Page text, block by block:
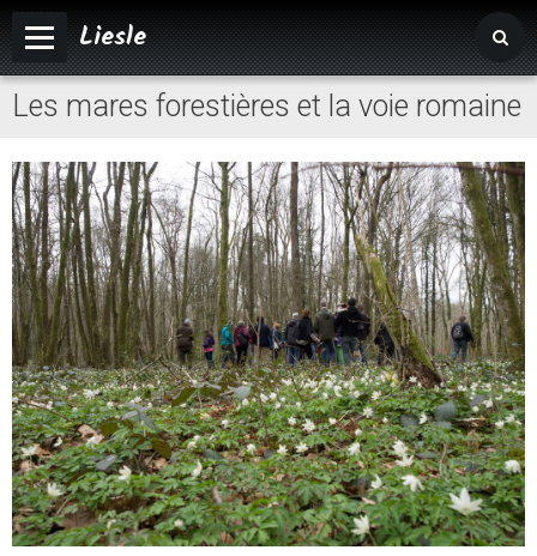
Liesle
Accueil
Vivre à Liesle
Vie associative
Tourisme
Les mares forestières et la voie romaine